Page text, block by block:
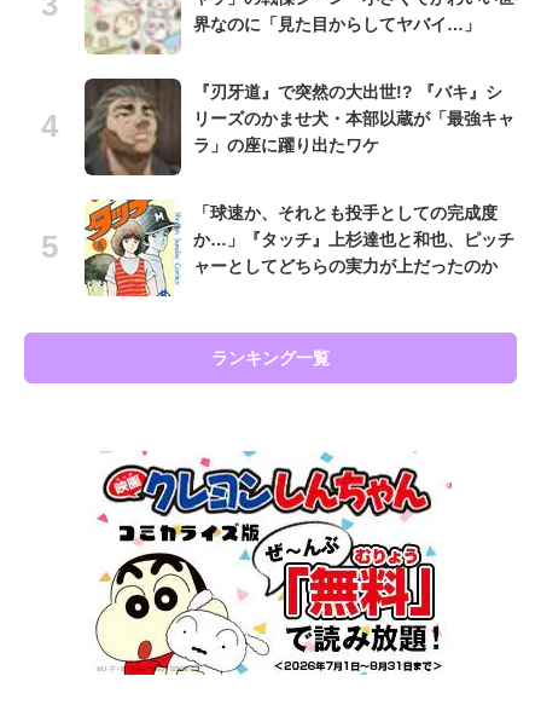
界なのに「見た目からしてヤバイ…」
『刃牙道』で突然の大出世!? 『バキ』シ
リーズのかませ犬・本部以蔵が「最強キャ
ラ」の座に躍り出たワケ
「球速か、それとも投手としての完成度
か…」『タッチ』上杉達也と和也、ピッチ
ャーとしてどちらの実力が上だったのか
ランキング一覧